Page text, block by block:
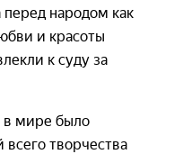
народом как
и красоты
к суду за
в мире было
творчества